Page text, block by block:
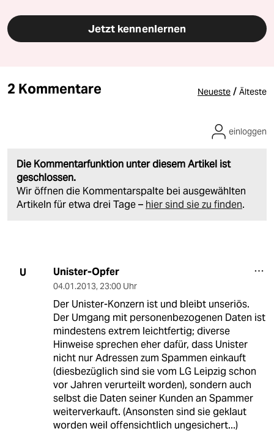
Jetzt kennenlernen
2 Kommentare Neueste / Älteste
Die Kommentarfunktion unter diesem Artikel ist
geschlossen.
Wir öffnen die Kommentarspalte bei ausgewählten
Artikeln für etwa drei Tage – hier sind sie zu finden.
einloggen
U Unister-Opfer
04.01.2013, 23:00 Uhr
Der Unister-Konzern ist und bleibt unseriös.
Der Umgang mit personenbezogenen Daten ist
mindestens extrem leichtfertig; diverse
Hinweise sprechen eher dafür, dass Unister
nicht nur Adressen zum Spammen einkauft
(diesbezüglich sind sie vom LG Leipzig schon
vor Jahren verurteilt worden), sondern auch
selbst die Daten seiner Kunden an Spammer
weiterverkauft. (Ansonsten sind sie geklaut
worden weil offensichtlich ungesichert...)